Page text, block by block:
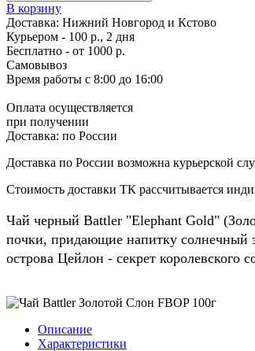
В корзину
Доставка: Нижний Новгород и Кстово
Курьером - 100 р., 2 дня
Бесплатно - от 1000 р.
Самовывоз
Время работы с 8:00 до 16:00
Оплата осуществляется
при получении
Доставка: по России
Доставка по России возможна курьерской
Стоимость доставки ТК рассчитывается
Чай черный Battler "Elephant Gold"
почки, придающие напитку солнечный
острова Цейлон - секрет королевского
Описание
Характеристики